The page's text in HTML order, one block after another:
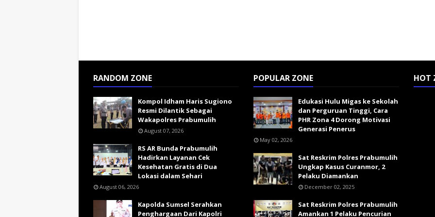
RANDOM ZONE
Kompol Idham Haris Sugiono
Resmi Dilantik Sebagai
Wakapolres Prabumulih
August 07, 2026
RS AR Bunda Prabumulih
Hadirkan Layanan Cek
Kesehatan Gratis di Dua
Lokasi dalam Sehari
August 06, 2026
Kapolda Sumsel Serahkan
Penghargaan Dari Kapolri
POPULAR ZONE
Edukasi Hulu Migas ke Sekolah
dan Perguruan Tinggi, Cara
PHR Zona 4 Dorong Motivasi
Generasi Penerus
May 02, 2026
Sat Reskrim Polres Prabumulih
Ungkap Kasus Curanmor, 2
Pelaku Diamankan
December 02, 2025
Sat Reskrim Polres Prabumulih
Amankan 1 Pelaku Pencurian
HOT